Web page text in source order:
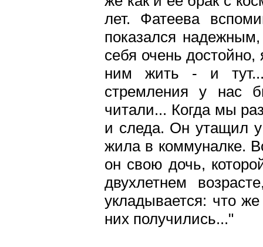
лет. Фатеева
показался
себя очень
ним жить - и
стремления у нас
читали... Когда мы
и следа. Он утащил
жила в коммуналке.
он свою дочь,
двухлетнем
укладывается: что
них получились..."